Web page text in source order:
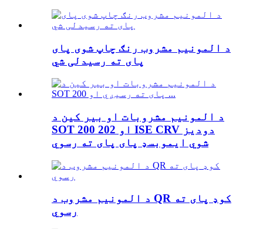
د المونیم مشروب رنګ چاپ شوی پای
پای ته رسیدلی شي
د المونیم مشروبات او بیر کین د
SOT 200 او 202 ISE CRV دودیز
شوي ایموبسډ پای پای ته رسوي
د المونیم مشروب د QR کوډ پای ته
رسوي